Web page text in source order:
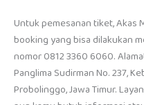
Untuk pemesanan tiket, Akas
booking yang bisa dilakukan
nomor 0812 3360 6060.
Panglima Sudirman No. 237,
Probolinggo, Jawa Timur.